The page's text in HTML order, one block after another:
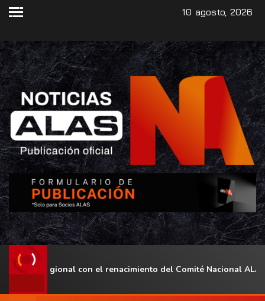
10 agosto, 2026
regional con el renacimiento del Comité Nacional ALAS